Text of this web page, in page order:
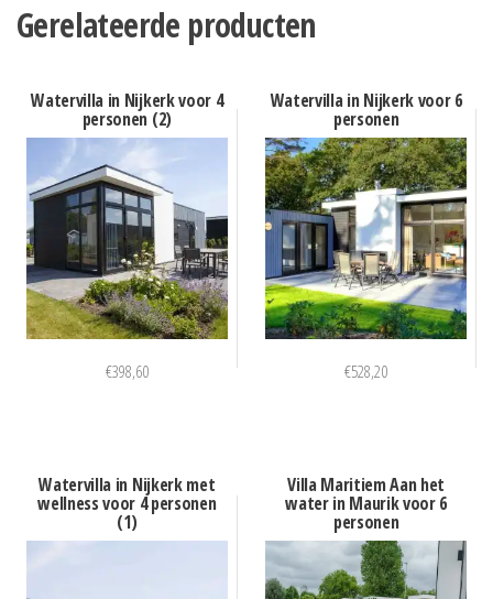
Gerelateerde producten
Watervilla in Nijkerk voor 4
personen (2)
€398,60
Watervilla in Nijkerk voor 6
personen
€528,20
Watervilla in Nijkerk met
wellness voor 4 personen
(1)
Villa Maritiem Aan het
water in Maurik voor 6
personen